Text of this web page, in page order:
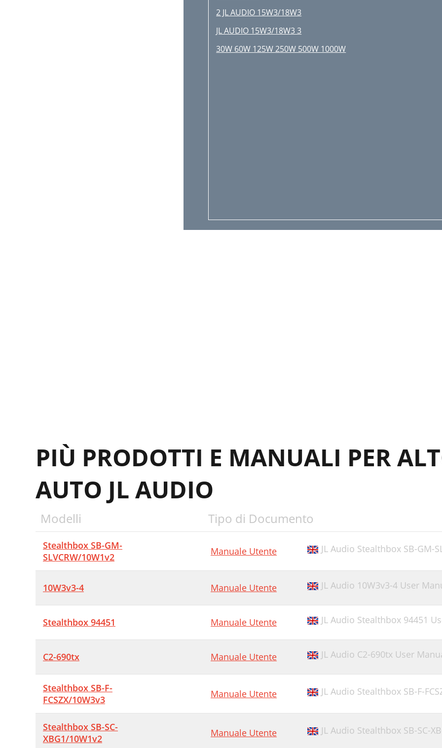
2 JL AUDIO 15W3/18W3
JL AUDIO 15W3/18W3 3
30W 60W 125W 250W 500W 1000W
PIÙ PRODOTTI E MANUALI PER
AUTO JL AUDIO
Modelli Tipo di Documento
Stealthbox SB-GM-
SLVCRW/10W1v2
Manuale Utente JL Audio Stealthbox SB-GM-
10W3v3-4 Manuale Utente JL Audio 10W3v3-4 User
Stealthbox 94451 Manuale Utente JL Audio Stealthbox 94451
C2-690tx Manuale Utente JL Audio C2-690tx User
Stealthbox SB-F-
FCSZX/10W3v3
Manuale Utente JL Audio Stealthbox SB-F-
Stealthbox SB-SC-
XBG1/10W1v2
Manuale Utente JL Audio Stealthbox SB-SC-